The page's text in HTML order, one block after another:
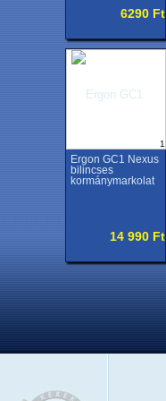
6290 Ft
1
Ergon GC1 Nexus
bilincses
kormánymarkolat
14 990 Ft